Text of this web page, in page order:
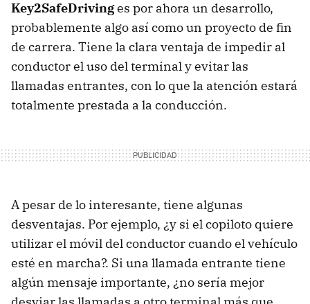
Key2SafeDrivinges por ahora un desarrollo,
probablemente algo así como un proyecto de fin
de carrera. Tiene la clara ventaja de impedir al
conductor el uso del terminal y evitar las
llamadas entrantes, con lo que la atención estará
totalmente prestada a la conducción.
A pesar de lo interesante, tiene algunas
desventajas. Por ejemplo, ¿y si el copiloto quiere
utilizar el móvil del conductor cuando el vehículo
esté en marcha?. Si una llamada entrante tiene
algún mensaje importante, ¿no sería mejor